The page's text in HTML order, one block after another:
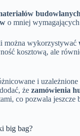
o mniej wymagających
można wykorzystywać
kosztową, ale
i
że zamówienia
co pozwala jeszcze
big bag?